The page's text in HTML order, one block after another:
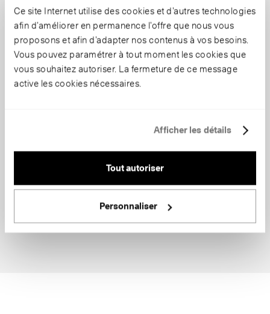
Ce site Internet utilise des cookies et d’autres technologies
afin d’améliorer en permanence l’offre que nous vous
proposons et afin d’adapter nos contenus à vos besoins.
Vous pouvez paramétrer à tout moment les cookies que
vous souhaitez autoriser. La fermeture de ce message
active les cookies nécessaires.
Afficher les détails
Tout autoriser
Personnaliser